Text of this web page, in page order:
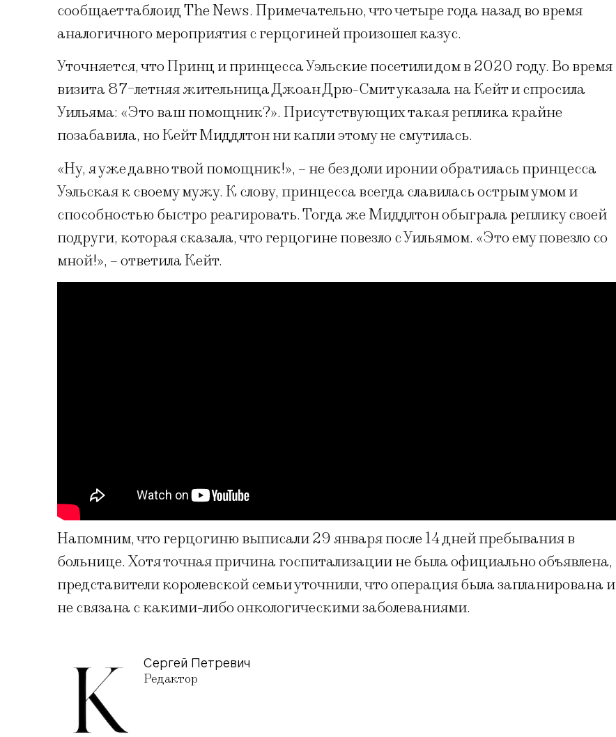
сообщает таблоид The News. Примечательно, что четыре года назад во время
аналогичного мероприятия с герцогиней произошел казус.
Уточняется, что Принц и принцесса Уэльские посетили дом в 2020 году. Во время
визита 87-летняя жительница Джоан Дрю-Смит указала на Кейт и спросила
Уильяма: «Это ваш помощник?». Присутствующих такая реплика крайне
позабавила, но Кейт Миддлтон ни капли этому не смутилась.
«Ну, я уже давно твой помощник!», – не без доли иронии обратилась принцесса
Уэльская к своему мужу. К слову, принцесса всегда славилась острым умом и
способностью быстро реагировать. Тогда же Миддлтон обыграла реплику своей
подруги, которая сказала, что герцогине повезло с Уильямом. «Это ему повезло со
мной!», – ответила Кейт.
Напомним, что герцогиню выписали 29 января после 14 дней пребывания в
больнице. Хотя точная причина госпитализации не была официально объявлена,
представители королевской семьи уточнили, что операция была запланирована и
не связана с какими-либо онкологическими заболеваниями.
Сергей Петревич
Редактор